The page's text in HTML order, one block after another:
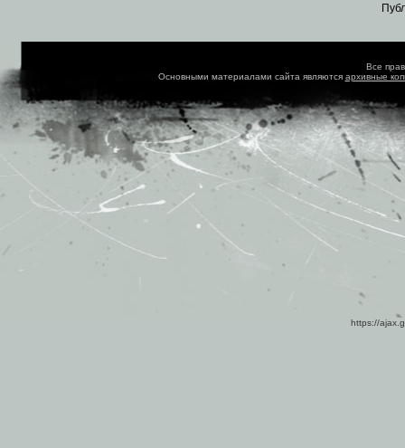
Все
Основными материалами сайта являются архивные
https://